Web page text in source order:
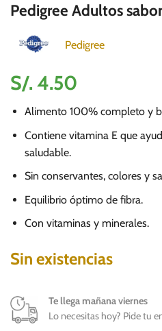
Pedigree Adultos
Pedigree
S/. 4.50
Alimento 100% completo y
Contiene vitamina E que
saludable.
Sin conservantes, colores y
Equilibrio óptimo de fibra.
Con vitaminas y minerales.
Sin existencias
Te llega mañana viernes
Lo necesitas hoy? Pide tu